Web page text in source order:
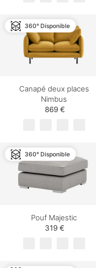
360° Disponible
Canapé deux places
Nimbus
869 €
360° Disponible
Pouf Majestic
319 €